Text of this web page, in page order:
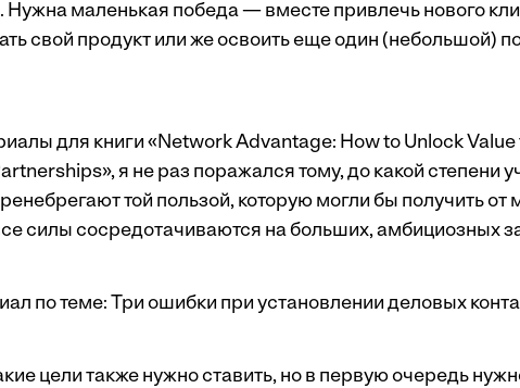
Нужна маленькая победа — вместе привлечь нового
свой продукт или же освоить еще один (небольшой)
для книги «Network Advantage: How to Unlock Value
я не раз поражался тому, до какой степени
той пользой, которую могли бы получить от
силы сосредотачиваются на больших, амбициозных
по теме: Три ошибки при установлении деловых
цели также нужно ставить, но в первую очередь